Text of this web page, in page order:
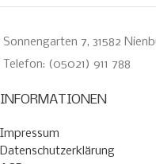
Sonnengarten 7, 31582
Telefon: (05021) 911 788
INFORMATIONEN
Impressum
Datenschutzerklärung